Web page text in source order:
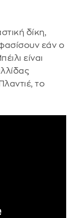
δίκη,
εάν ο
είναι
το